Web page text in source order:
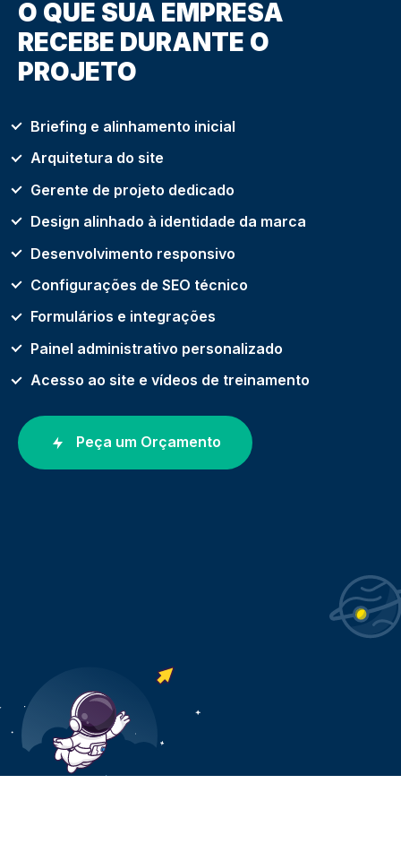
O QUE SUA EMPRESA
RECEBE DURANTE O
PROJETO
Briefing e alinhamento inicial
Arquitetura do site
Gerente de projeto dedicado
Design alinhado à identidade da marca
Desenvolvimento responsivo
Configurações de SEO técnico
Formulários e integrações
Painel administrativo personalizado
Acesso ao site e vídeos de treinamento
Peça um Orçamento